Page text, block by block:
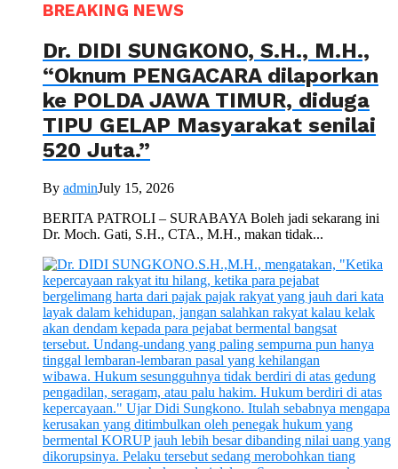
BREAKING NEWS
Dr. DIDI SUNGKONO, S.H., M.H.,
“Oknum PENGACARA dilaporkan
ke POLDA JAWA TIMUR, diduga
TIPU GELAP Masyarakat senilai
520 Juta.”
By adminJuly 15, 2026
BERITA PATROLI – SURABAYA Boleh jadi sekarang ini
Dr. Moch. Gati, S.H., CTA., M.H., makan tidak...